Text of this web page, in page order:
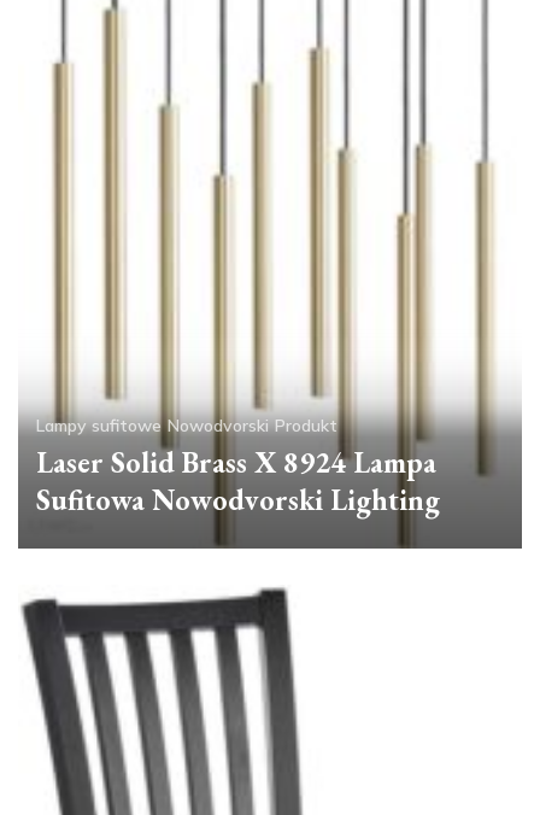
Lampy sufitowe Nowodvorski Produkt
Laser Solid Brass X 8924 Lampa
Sufitowa Nowodvorski Lighting